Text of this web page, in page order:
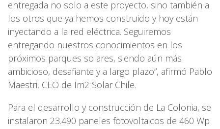
entregada no solo a este proyecto, sino también a
los otros que ya hemos construido y hoy están
inyectando a la red eléctrica. Seguiremos
entregando nuestros conocimientos en los
próximos parques solares, siendo aún más
ambicioso, desafiante y a largo plazo”, afirmó Pablo
Maestri, CEO de Im2 Solar Chile.
Para el desarrollo y construcción de La Colonia, se
instalaron 23.490 paneles fotovoltaicos de 460 Wp